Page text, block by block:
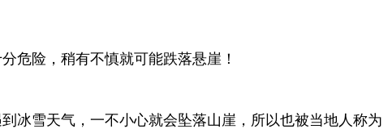
危险，稍有不慎就可能跌落悬崖！
冰雪天气，一不小心就会坠落山崖，所以也被当地人称为